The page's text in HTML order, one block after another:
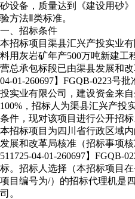
砂设备，质量达到《建设用砂
验方法Ⅱ类标准。
一、招标条件
本招标项目渠县汇兴产投实业
料用灰岩矿年产500万吨新建工
营总承包标段已由渠县发展和
04-01-260697】FGQB-0223号
投实业有限公司，建设资金来
100%，招标人为渠县汇兴产投
条件，现对该项目进行公开招标
本招标项目为四川省行政区域
发展和改革局核准（招标事项
511725-04-01-260697】FGQB-
标。招标人选择（本招标项目
项目编号为/）的招标代理机是
司。